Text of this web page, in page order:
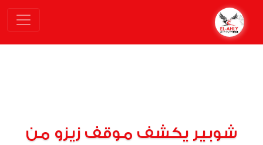
شوبير يكشف موقف زيزو من